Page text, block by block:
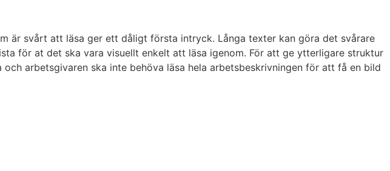
är svårt att läsa ger ett dåligt första intryck. Långa texter kan göra det svårare
för at det ska vara visuellt enkelt att läsa igenom. För att ge ytterligare struktur
arbetsgivaren ska inte behöva läsa hela arbetsbeskrivningen för att få en bild